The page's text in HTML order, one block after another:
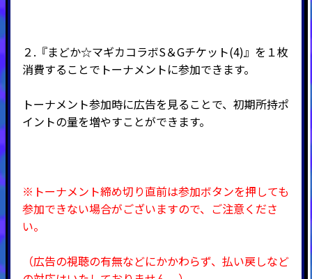
２.『まどか☆マギカコラボS＆Gチケット(4)』を１枚
消費することでトーナメントに参加できます。
トーナメント参加時に広告を見ることで、初期所持ポ
イントの量を増やすことができます。
※トーナメント締め切り直前は参加ボタンを押しても
参加できない場合がございますので、ご注意くださ
い。
（広告の視聴の有無などにかかわらず、払い戻しなど